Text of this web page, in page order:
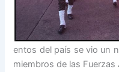
entos del país se vio un
miembros de las